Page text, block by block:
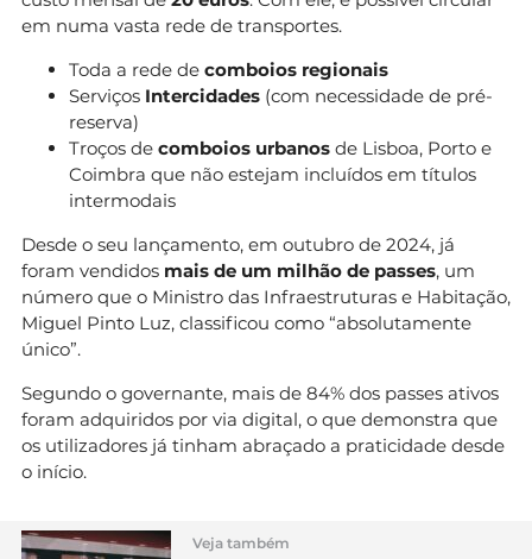
em numa vasta rede de transportes.
Toda a rede de comboios regionais
Serviços Intercidades (com necessidade de pré-
reserva)
Troços de comboios urbanos de Lisboa, Porto e
Coimbra que não estejam incluídos em títulos
intermodais
Desde o seu lançamento, em outubro de 2024, já
foram vendidos mais de um milhão de passes, um
número que o Ministro das Infraestruturas e Habitação,
Miguel Pinto Luz, classificou como “absolutamente
único”.
Segundo o governante, mais de 84% dos passes ativos
foram adquiridos por via digital, o que demonstra que
os utilizadores já tinham abraçado a praticidade desde
o início.
Veja também